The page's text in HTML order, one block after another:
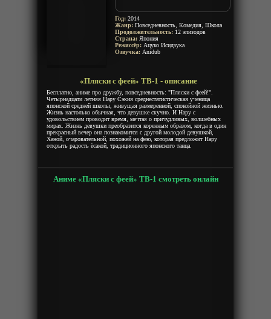
Год: 2014
Жанр: Повседневность, Комедия, Школа
Продолжительность: 12 эпизодов
Страна: Япония
Режиссёр: Ацуко Исидзука
Озвучка: Anidub
«Пляски с феей» ТВ-1 - описание
Бесплатно, аниме про дружбу, повседневность: "Пляски с феей!".
Четырнадцати летняя Нару Сэкия среднестатистическая ученица
японской средней школы, живущая размеренной, спокойной жизнью.
Жизнь настолько обычная, что девушке скучно. И Нару с
удовольствием проводит время, мечтая о причудливых, волшебных
мирах. Жизнь девушки преобразится коренным образом, когда в один
прекрасный вечер она познакомится с другой молодой девушкой,
Ханой, очаровательной, похожей на фею, которая предложит Нару
открыть радость ёсакой, традиционного японского танца.
Аниме «Пляски с феей» ТВ-1 смотреть онлайн